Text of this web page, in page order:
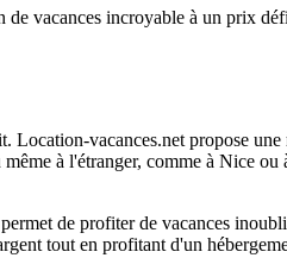
vacances incroyable à un prix
Location-vacances.net propose
à l'étranger, comme à Nice
de profiter de vacances
tout en profitant d'un